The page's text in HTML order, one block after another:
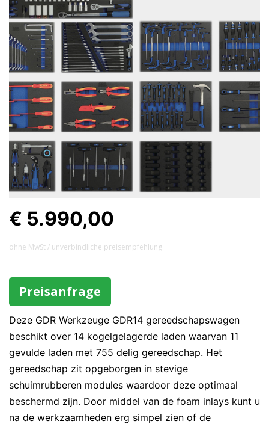
€ 5.990,00
ohne MwSt / unverbindliche preisempfehlung
Preisanfrage
Deze GDR Werkzeuge GDR14 gereedschapswagen
beschikt over 14 kogelgelagerde laden waarvan 11
gevulde laden met 755 delig gereedschap. Het
gereedschap zit opgeborgen in stevige
schuimrubberen modules waardoor deze optimaal
beschermd zijn. Door middel van de foam inlays kunt u
na de werkzaamheden erg simpel zien of de